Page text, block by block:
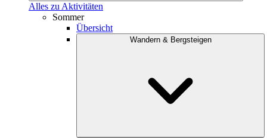
Alles zu Aktivitäten
Sommer
Übersicht
Wandern & Bergsteigen